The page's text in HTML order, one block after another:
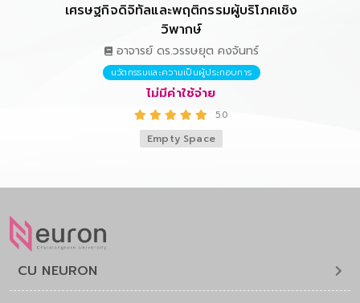
เศรษฐกิจดิจิทัลและพฤติกรรมผู้บริโภคเชิง
วิพากษ์
อาจารย์ ดร.วรรษยุต คงจันทร์
นวัตกรรมและความเป็นผู้ประกอบการ
ไม่มีค่าใช้จ่าย
5.0
Empty Space
CU NEURON